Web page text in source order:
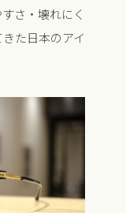
さ・壊れにく
た日本のアイ